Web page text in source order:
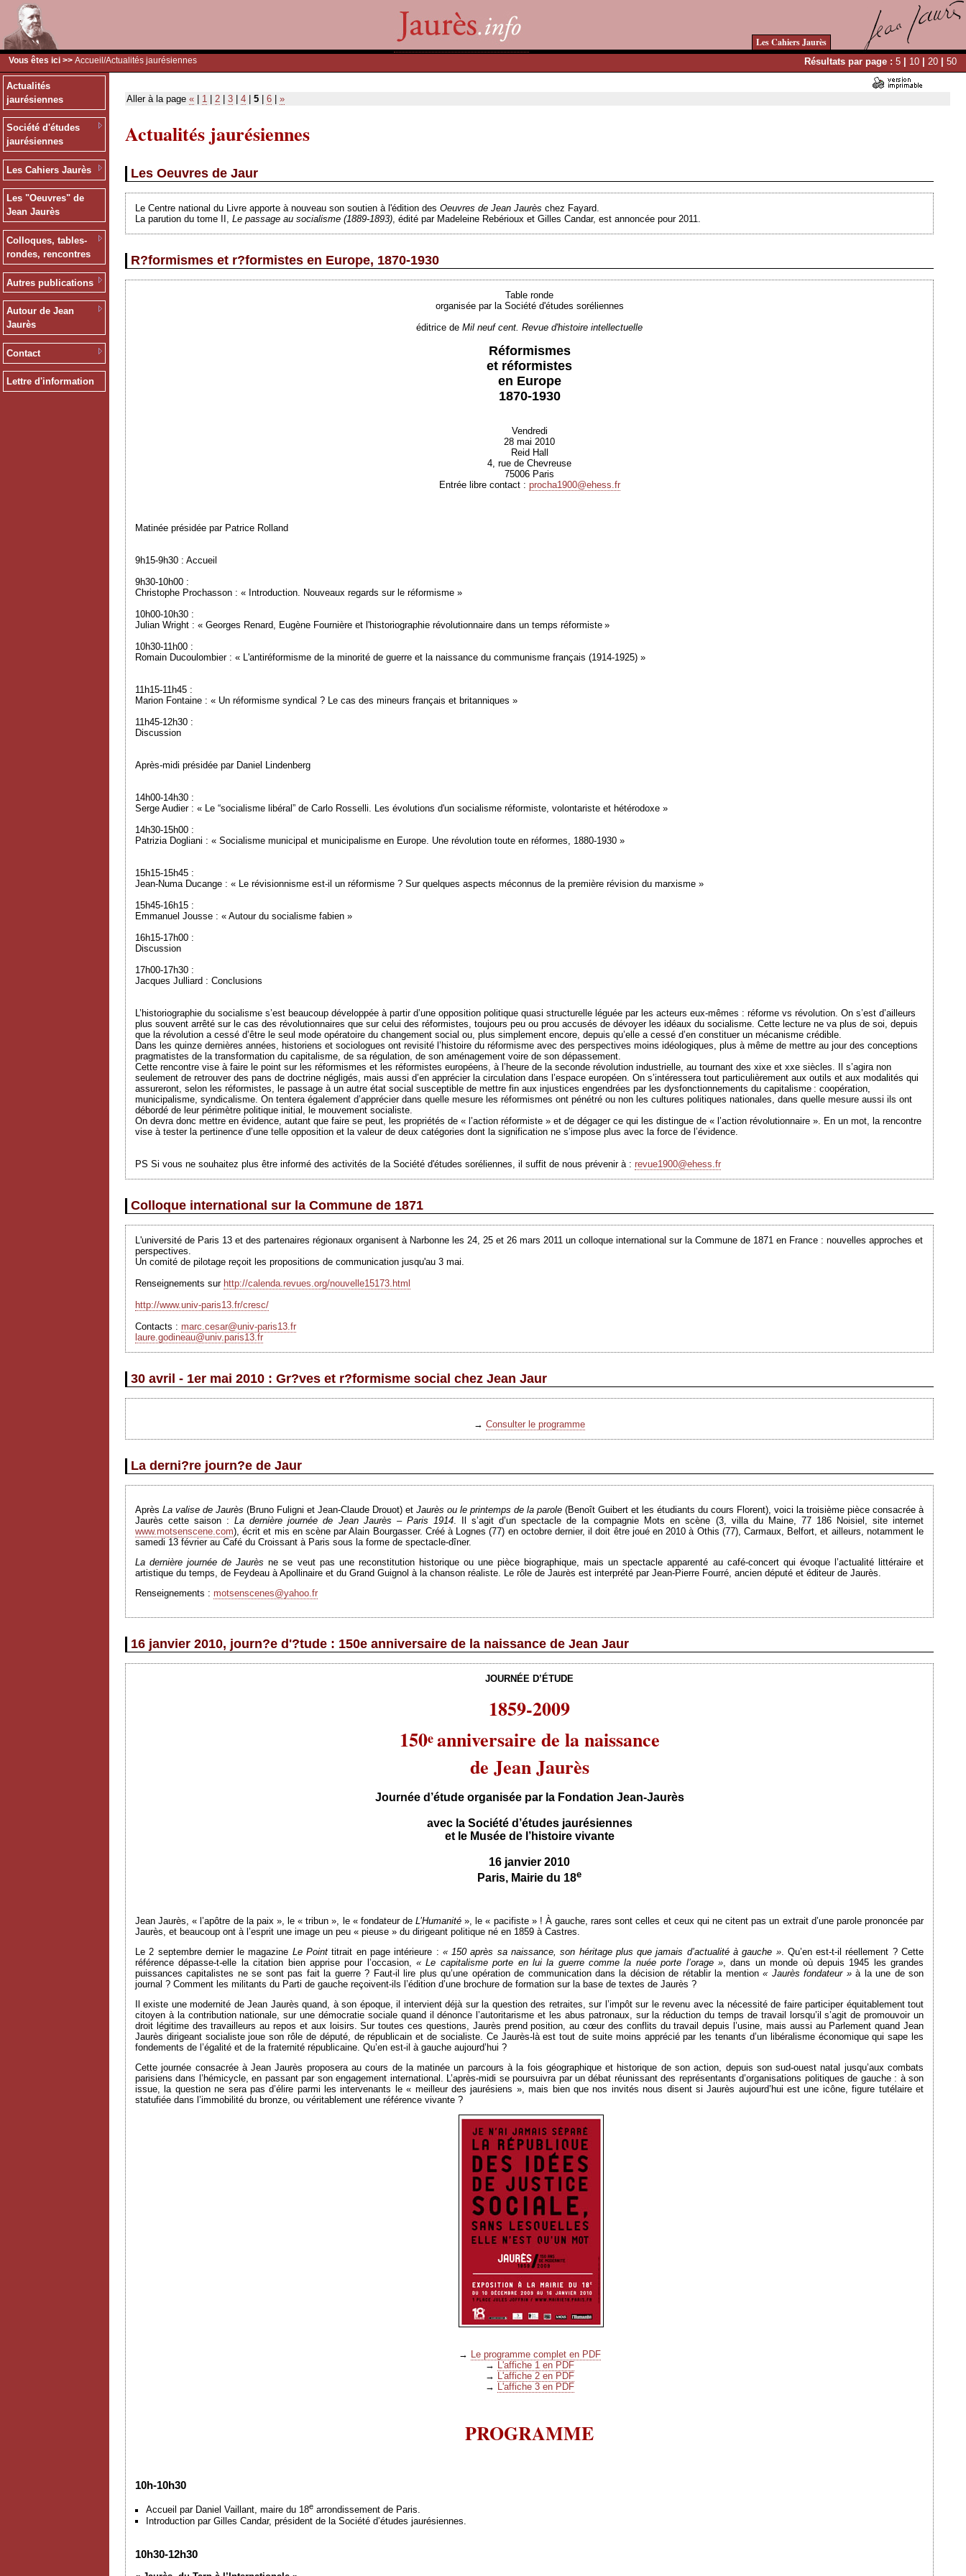
Les Cahiers Jaurès
Vous êtes ici >> Accueil /Actualités jaurésiennes Résultats par page : 5 | 10 | 20 | 50
Actualités
jaurésiennes
Société d'études
jaurésiennes
Les Cahiers Jaurès
Les "Oeuvres" de
Jean Jaurès
Colloques, tables-
rondes, rencontres
Autres publications
Autour de Jean
Jaurès
Contact
Lettre d'information
Aller à la page « 1 2 3 4 5 6 »
Actualités jaurésiennes
Les Oeuvres de Jaur
Le Centre national du Livre apporte à nouveau son soutien à l'édition des Oeuvres de Jean Jaurès chez Fayard.
La parution du tome II, Le passage au socialisme (1889-1893), édité par Madeleine Rebérioux et Gilles Candar, est annoncée pour 2011.
R?formismes et r?formistes en Europe, 1870-1930
Table ronde
organisée par la Société d'études soréliennes
éditrice deMil neuf cent. Revue d'histoire intellectuelle
Réformismes
et réformistes
en Europe
1870-1930
Vendredi
28 mai 2010
Reid Hall
4, rue de Chevreuse
75006 Paris
Entrée libre contact : procha1900@ehess.fr
Matinée présidée par Patrice Rolland
9h15-9h30 : Accueil
9h30-10h00 :
Christophe Prochasson : « Introduction. Nouveaux regards sur le réformisme »
10h00-10h30 :
Julian Wright : « Georges Renard, Eugène Fournière et l'historiographie révolutionnaire dans un temps réformiste »
10h30-11h00 :
Romain Ducoulombier : « L'antiréformisme de la minorité de guerre et la naissance du communisme français (1914-1925) »
11h15-11h45 :
Marion Fontaine : « Un réformisme syndical ? Le cas des mineurs français et britanniques »
11h45-12h30 :
Discussion
Après-midi présidée par Daniel Lindenberg
14h00-14h30 :
Serge Audier : « Le “socialisme libéral” de Carlo Rosselli. Les évolutions d'un socialisme réformiste, volontariste et hétérodoxe »
14h30-15h00 :
Patrizia Dogliani : « Socialisme municipal et municipalisme en Europe. Une révolution toute en réformes, 1880-1930 »
15h15-15h45 :
Jean-Numa Ducange : « Le révisionnisme est-il un ­réformisme ? Sur quelques aspects méconnus de la première révision du marxisme »
15h45-16h15 :
Emmanuel Jousse : « Autour du socialisme fabien »
16h15-17h00 :
Discussion
17h00-17h30 :
Jacques Julliard : Conclusions
L’historiographie du socialisme s’est beaucoup développée à partir d’une opposition politique quasi structurelle léguée par les acteurs eux-mêmes : réforme vs révolution. On s’est d’ailleurs
plus souvent arrêté sur le cas des révolutionnaires que sur celui des réformistes, toujours peu ou prou accusés de dévoyer les idéaux du socialisme. Cette lecture ne va plus de soi, depuis
que la révolution a cessé d’être le seul mode opératoire du changement social ou, plus simplement encore, depuis qu’elle a cessé d’en constituer un mécanisme crédible.
Dans les quinze dernières années, historiens et sociologues ont revisité l’histoire du réformisme avec des perspectives moins idéologiques, plus à même de mettre au jour des conceptions
pragmatistes de la transformation du capitalisme, de sa régulation, de son aménagement voire de son dépassement.
Cette rencontre vise à faire le point sur les réformismes et les réformistes européens, à l’heure de la seconde révolution industrielle, au tournant des xixe et xxe siècles. Il s’agira non
seulement de retrouver des pans de doctrine négligés, mais aussi d’en apprécier la circulation dans l’espace européen. On s’intéressera tout particulièrement aux outils et aux modalités qui
assureront, selon les réformistes, le passage à un autre état social susceptible de mettre fin aux injustices engendrées par les dysfonctionnements du capitalisme : coopération,
municipalisme, syndicalisme. On tentera également d’apprécier dans quelle mesure les réformismes ont pénétré ou non les cultures politiques nationales, dans quelle mesure aussi ils ont
débordé de leur périmètre politique initial, le mouvement socialiste.
On devra donc mettre en évidence, autant que faire se peut, les propriétés de « l’action réformiste » et de dégager ce qui les distingue de « l’action révolutionnaire ». En un mot, la rencontre
vise à tester la pertinence d’une telle opposition et la valeur de deux catégories dont la signification ne s’impose plus avec la force de l’évidence.
PS Si vous ne souhaitez plus être informé des activités de la Société d'études soréliennes, il suffit de nous prévenir à : revue1900@ehess.fr
Colloque international sur la Commune de 1871
L'université de Paris 13 et des partenaires régionaux organisent à Narbonne les 24, 25 et 26 mars 2011 un colloque international sur la Commune de 1871 en France : nouvelles approches et
perspectives.
Un comité de pilotage reçoit les propositions de communication jusqu'au 3 mai.
Renseignements sur http://calenda.revues.org/nouvelle15173.html
http://www.univ-paris13.fr/cresc/
Contacts : marc.cesar@univ-paris13.fr
laure.godineau@univ.paris13.fr
30 avril - 1er mai 2010 : Gr?ves et r?formisme social chez Jean Jaur
→Consulter le programme
La derni?re journ?e de Jaur
AprèsLa valise de Jaurès (Bruno Fuligni et Jean-Claude Drouot) etJaurès ou le printemps de la parole (Benoît Guibert et les étudiants du cours Florent), voici la troisième pièce consacrée à
Jaurès cette saison :La dernière journée de Jean Jaurès – Paris 1914. Il s’agit d’un spectacle de la compagnie Mots en scène (3, villa du Maine, 77 186 Noisiel, site internet
www.motsenscene.com), écrit et mis en scène par Alain Bourgasser. Créé à Lognes (77) en octobre dernier, il doit être joué en 2010 à Othis (77), Carmaux, Belfort, et ailleurs, notamment le
samedi 13 février au Café du Croissant à Paris sous la forme de spectacle-dîner.
La dernière journée de Jaurès ne se veut pas une reconstitution historique ou une pièce biographique, mais un spectacle apparenté au café-concert qui évoque l’actualité littéraire et
artistique du temps, de Feydeau à Apollinaire et du Grand Guignol à la chanson réaliste. Le rôle de Jaurès est interprété par Jean-Pierre Fourré, ancien député et éditeur de Jaurès.
Renseignements : motsenscenes@yahoo.fr
16 janvier 2010, journ?e d'?tude : 150e anniversaire de la naissance de Jean Jaur
JOURNÉE D’ÉTUDE
1859-2009
150e anniversaire de la naissance
de Jean Jaurès
Journée d’étude organisée par la Fondation Jean-Jaurès
avec la Société d’études jaurésiennes
et le Musée de l’histoire vivante
16 janvier 2010
Paris, Mairie du 18e
Jean Jaurès, « l’apôtre de la paix », le « tribun », le « fondateur deL’Humanité », le « pacifiste » ! À gauche, rares sont celles et ceux qui ne citent pas un extrait d’une parole prononcée par
Jaurès, et beaucoup ont à l’esprit une image un peu « pieuse » du dirigeant politique né en 1859 à Castres.
Le 2 septembre dernier le magazine Le Pointtitrait en page intérieure : « 150 après sa naissance, son héritage plus que jamais d’actualité à gauche ». Qu’en est-t-il réellement ? Cette
référence dépasse-t-elle la citation bien apprise pour l’occasion,« Le capitalisme porte en lui la guerre comme la nuée porte l’orage » , dans un monde où depuis 1945 les grandes
puissances capitalistes ne se sont pas fait la guerre ? Faut-il lire plus qu’une opération de communication dans la décision de rétablir la mention« Jaurès fondateur »à la une de son
journal ? Comment les militants du Parti de gauche reçoivent-ils l’édition d’une brochure de formation sur la base de textes de Jaurès ?
Il existe une modernité de Jean Jaurès quand, à son époque, il intervient déjà sur la question des retraites, sur l’impôt sur le revenu avec la nécessité de faire participer équitablement tout
citoyen à la contribution nationale, sur une démocratie sociale quand il dénonce l’autoritarisme et les abus patronaux, sur la réduction du temps de travail lorsqu’il s’agit de promouvoir un
droit légitime des travailleurs au repos et aux loisirs. Sur toutes ces questions, Jaurès prend position, au cœur des conflits du travail depuis l’usine, mais aussi au Parlement quand Jean
Jaurès dirigeant socialiste joue son rôle de député, de républicain et de socialiste. Ce Jaurès-là est tout de suite moins apprécié par les tenants d’un libéralisme économique qui sape les
fondements de l’égalité et de la fraternité républicaine. Qu’en est-il à gauche aujourd’hui ?
Cette journée consacrée à Jean Jaurès proposera au cours de la matinée un parcours à la fois géographique et historique de son action, depuis son sud-ouest natal jusqu’aux combats
parisiens dans l’hémicycle, en passant par son engagement international. L’après-midi se poursuivra par un débat réunissant des représentants d’organisations politiques de gauche : à son
issue, la question ne sera pas d’élire parmi les intervenants le « meilleur des jaurésiens », mais bien que nos invités nous disent si Jaurès aujourd’hui est une icône, figure tutélaire et
statufiée dans l’immobilité du bronze, ou véritablement une référence vivante ?
→
Le programme complet en PDF
→
L'affiche 1 en PDF
→
L'affiche 2 en PDF
→
L'affiche 3 en PDF
PROGRAMME
10h-10h30
Accueil par Daniel Vaillant, maire du 18e arrondissement de Paris.
Introduction par Gilles Candar, président de la Société d’études jaurésiennes.
10h30-12h30